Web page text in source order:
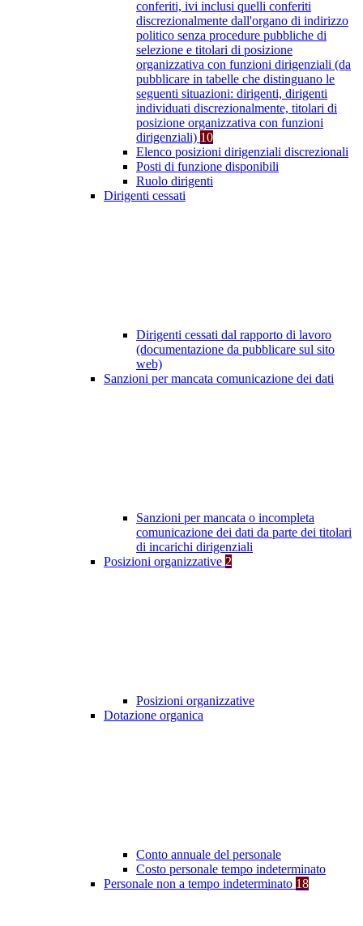
conferiti, ivi inclusi quelli conferiti
discrezionalmente dall'organo di indirizzo
politico senza procedure pubbliche di
selezione e titolari di posizione
organizzativa con funzioni dirigenziali (da
pubblicare in tabelle che distinguano le
seguenti situazioni: dirigenti, dirigenti
individuati discrezionalmente, titolari di
posizione organizzativa con funzioni
dirigenziali) 10
Elenco posizioni dirigenziali discrezionali
Posti di funzione disponibili
Ruolo dirigenti
Dirigenti cessati
Dirigenti cessati dal rapporto di lavoro
(documentazione da pubblicare sul sito
web)
Sanzioni per mancata comunicazione dei dati
Sanzioni per mancata o incompleta
comunicazione dei dati da parte dei titolari
di incarichi dirigenziali
Posizioni organizzative 2
Posizioni organizzative
Dotazione organica
Conto annuale del personale
Costo personale tempo indeterminato
Personale non a tempo indeterminato 18